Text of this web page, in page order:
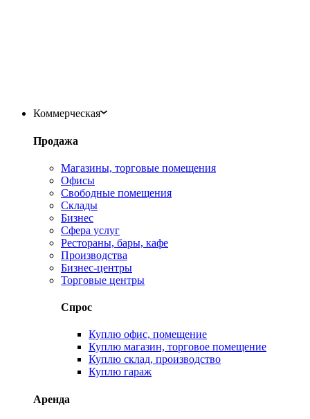
Коммерческая
Продажа
Магазины, торговые помещения
Офисы
Свободные помещения
Склады
Бизнес
Сфера услуг
Рестораны, бары, кафе
Производства
Бизнес-центры
Торговые центры
Спрос
Куплю офис, помещение
Куплю магазин, торговое помещение
Куплю склад, производство
Куплю гараж
Аренда